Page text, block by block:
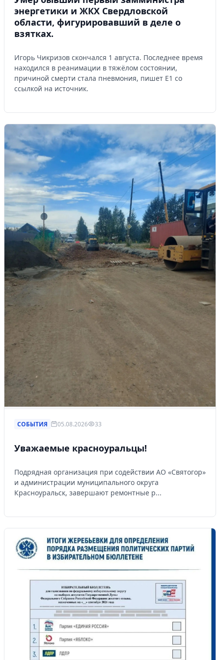
энергетики и ЖКХ Свердловской
области, фигурировавший в деле о
взятках.
Игорь Чикризов скончался 1 августа. Последнее время
находился в реанимации в тяжёлом состоянии,
причиной смерти стала пневмония, пишет Е1 со
ссылкой на источник.
СОБЫТИЯ 05.08.2026 33
Уважаемые красноуральцы!
Подрядная организация при содействии АО «Святогор»
и администрации муниципального округа
Красноуральск, завершают ремонтные р...